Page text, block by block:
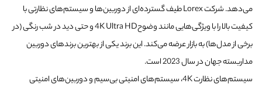
می‌دهد. شرکت Lorex طیف گسترده‌ای از دوربین‌ها و سیستم‌های نظارتی با
کیفیت بالا را با ویژگی‌هایی مانند وضوح4K Ultra HD و حتی دید در شب رنگی (در
برخی از مدل‌ها) به بازار عرضه می‌کند. این برند یکی از بهترین برندهای دوربین
مداربسته جهان در سال 2023 است.
سیستم‌های نظارت 4K، سیستم‌های امنیتی بی‌سیم و دوربین‌های امنیتی